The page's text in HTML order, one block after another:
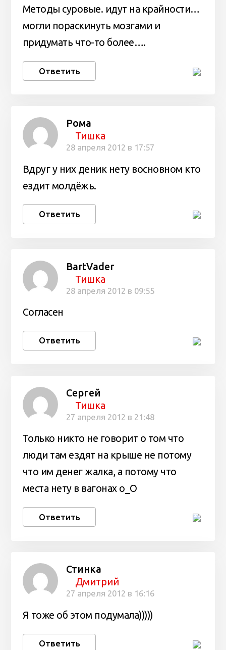
Методы суровые. идут на крайности…
могли пораскинуть мозгами и
придумать что-то более….
Ответить
Рома
Тишка
28 апреля 2012 в 17:57
Вдруг у них деник нету восновном кто
ездит молдёжь.
Ответить
BartVader
Тишка
28 апреля 2012 в 09:55
Согласен
Ответить
Сергей
Тишка
27 апреля 2012 в 21:48
Только никто не говорит о том что
люди там ездят на крыше не потому
что им денег жалка, а потому что
места нету в вагонах о_О
Ответить
Стинка
Дмитрий
27 апреля 2012 в 16:16
Я тоже об этом подумала)))))
Ответить